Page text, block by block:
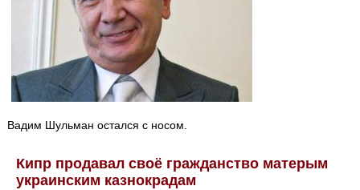
Вадим Шульман остался с носом.
Кипр продавал своё гражданство матерым
украинским казнокрадам